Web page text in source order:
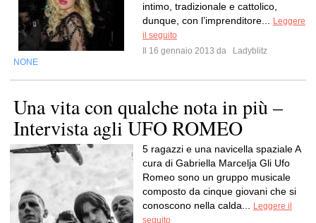
intimo, tradizionale e cattolico,
dunque, con l’imprenditore...
Leggere
il seguito
Il 16 gennaio 2013 da
Ladyblitz
NONE
Una vita con qualche nota in più –
Intervista agli UFO ROMEO
5 ragazzi e una navicella spaziale A
cura di Gabriella Marcelja Gli Ufo
Romeo sono un gruppo musicale
composto da cinque giovani che si
conoscono nella calda...
Leggere il
seguito